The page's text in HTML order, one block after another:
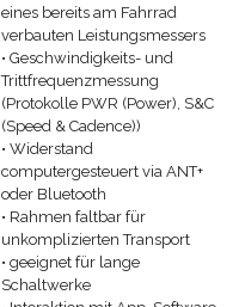
eines bereits am Fahrrad
verbauten Leistungsmessers
• Geschwindigkeits- und
Trittfrequenzmessung
(Protokolle PWR (Power), S&C
(Speed & Cadence))
• Widerstand
computergesteuert via ANT+
oder Bluetooth
• Rahmen faltbar für
unkomplizierten Transport
• geeignet für lange
Schaltwerke